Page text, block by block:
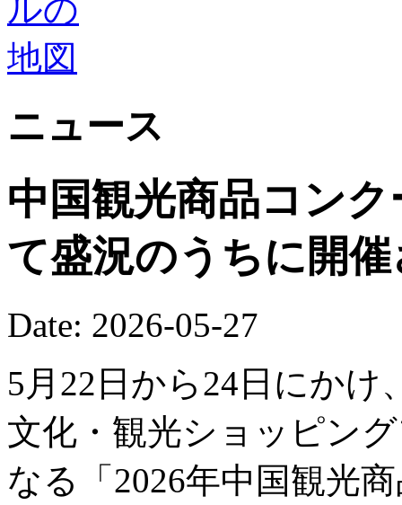
ニュース
中国観光商品コン
て盛況のうちに開
Date: 2026-05-27
5月22日から24日にかけ
文化・観光ショッピン
なる「2026年中国観光